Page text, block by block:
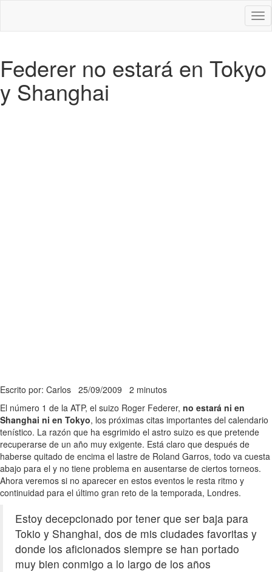
Federer no estará en Tokyo
y Shanghai
Escrito por: Carlos 25/09/2009 2 minutos
El número 1 de la ATP, el suizo Roger Federer, no estará ni en
Shanghai ni en Tokyo, los próximas citas importantes del calendario
tenístico. La razón que ha esgrimido el astro suizo es que pretende
recuperarse de un año muy exigente. Está claro que después de
haberse quitado de encima el lastre de Roland Garros, todo va cuesta
abajo para el y no tiene problema en ausentarse de ciertos torneos.
Ahora veremos si no aparecer en estos eventos le resta ritmo y
continuidad para el último gran reto de la temporada, Londres.
Estoy decepcionado por tener que ser baja para
Tokio y Shanghai, dos de mis ciudades favoritas y
donde los aficionados siempre se han portado
muy bien conmigo a lo largo de los años